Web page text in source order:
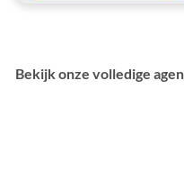
Bekijk onze volledige